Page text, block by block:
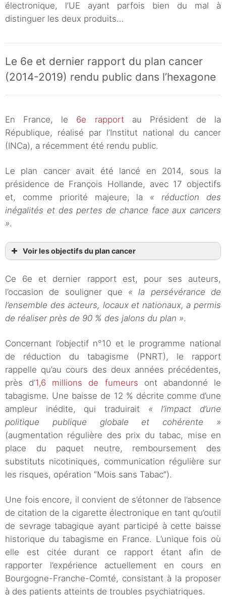
de mesures futures dans les domaines de la
lutte contre le tabagisme
étudier notamment les moyens de soutenir
des essais cliniques à but non lucratif
destinés à améliorer les traitements dans
les domaines qui n’intéressent pas
l’industrie pharmaceutique au regard de leur
rentabilité limitée
électronique, l’UE ayant parfois bien du mal à
distinguer les deux produits…
Le 6e et dernier rapport du plan cancer
(2014-2019) rendu public dans l’hexagone
En France, le 6e rapportau Président de la
République, réalisé par l’Institut national du cancer
(INCa), a récemment été rendu public.
Le plan cancer avait été lancé en 2014, sous la
présidence de François Hollande, avec 17 objectifs
et, comme priorité majeure, la « réduction des
inégalités et des pertes de chance face aux cancers
».
Voir les objectifs du plan cancer
Objectif 10 : Lancer le Programme national
de réduction du tabagisme
Ce 6e et dernier rapport est, pour ses auteurs,
l’occasion de souligner que « la persévérance de
l’ensemble des acteurs, locaux et nationaux, a permis
de réaliser près de 90 % des jalons du plan ».
Concernant l’objectif n°10 et le programme national
de réduction du tabagisme (PNRT), le rapport
rappelle qu’au cours des deux années précédentes,
près d’1,6 millions de fumeurs ont abandonné le
tabagisme. Une baisse de 12 % décrite comme d’une
ampleur inédite, qui traduirait « l’impact d’une
politique publique globale et cohérente »
(augmentation régulière des prix du tabac, mise en
place du paquet neutre, remboursement des
substituts nicotiniques, communication régulière sur
les risques, opération “Mois sans Tabac”).
Une fois encore, il convient de s’étonner de l’absence
de citation de la cigarette électronique en tant qu’outil
de sevrage tabagique ayant participé à cette baisse
historique du tabagisme en France. L’unique fois où
elle est citée durant ce rapport étant afin de
rapporter l’expérience actuellement en cours en
Bourgogne-Franche-Comté, consistant à la proposer
à des patients atteints de troubles psychiatriques.